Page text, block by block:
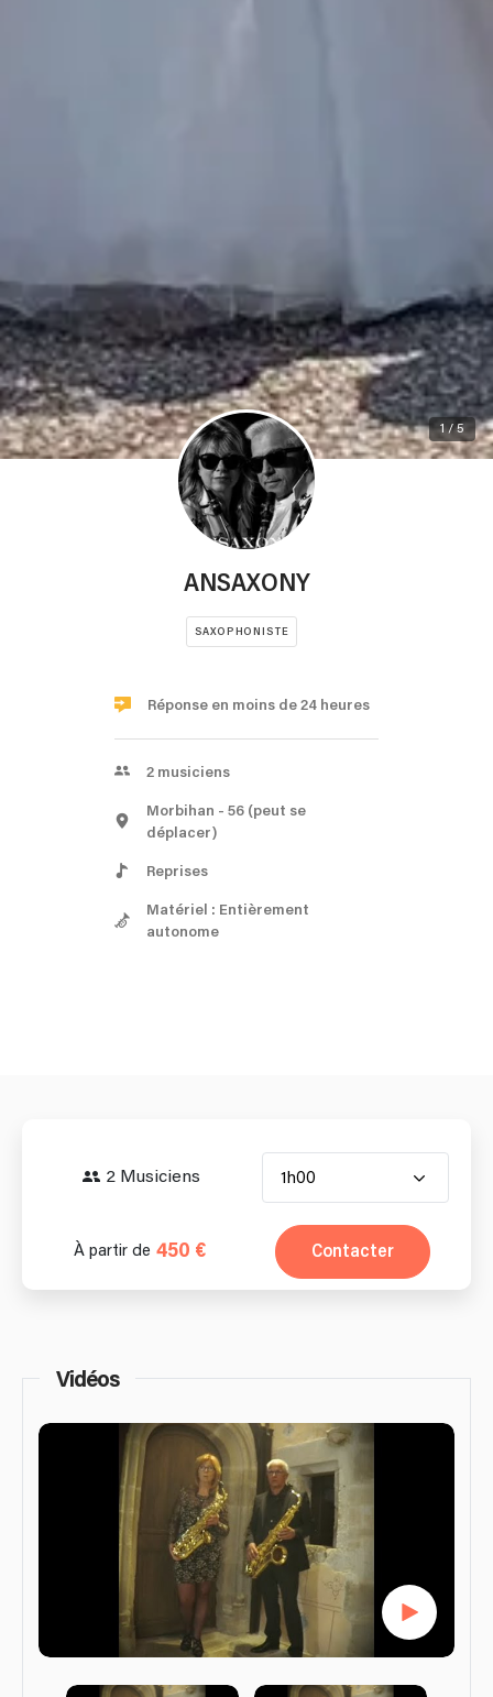
1 / 5
ANSAXONY
SAXOPHONISTE
Réponse en moins de 24 heures
2 musiciens
Morbihan - 56 (peut se
déplacer)
Reprises
Matériel : Entièrement
autonome
2 Musiciens 1h00
À partir de 450 € Contacter
Vidéos